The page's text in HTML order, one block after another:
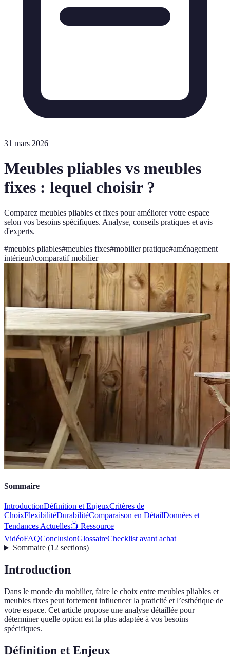
31 mars 2026
Meubles pliables vs meubles
fixes : lequel choisir ?
Comparez meubles pliables et fixes pour améliorer votre espace
selon vos besoins spécifiques. Analyse, conseils pratiques et avis
d'experts.
#meubles pliables#meubles fixes#mobilier pratique#aménagement
intérieur#comparatif mobilier
Sommaire
IntroductionDéfinition et EnjeuxCritères de
ChoixFlexibilitéDurabilitéComparaison en DétailDonnées et
Tendances Actuelles📺 Ressource
VidéoFAQConclusionGlossaireChecklist avant achat
Sommaire(12 sections)
Introduction
Dans le monde du mobilier, faire le choix entre meubles pliables et
meubles fixes peut fortement influencer la praticité et l’esthétique de
votre espace. Cet article propose une analyse détaillée pour
déterminer quelle option est la plus adaptée à vos besoins
spécifiques.
Définition et Enjeux